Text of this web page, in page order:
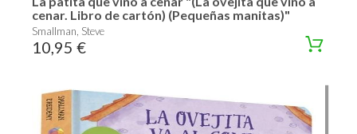
cenar. Libro de cartón) (Pequeñas manitas)"
Smallman, Steve
10,95 €